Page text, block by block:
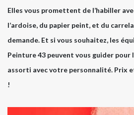
Elles vous promettent de l’habiller
l’ardoise, du papier peint, et du
demande. Et si vous souhaitez, les
Peinture 43 peuvent vous guider pour
assorti avec votre personnalité. Prix
!